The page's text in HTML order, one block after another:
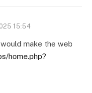
15:54
make the web
home.php?